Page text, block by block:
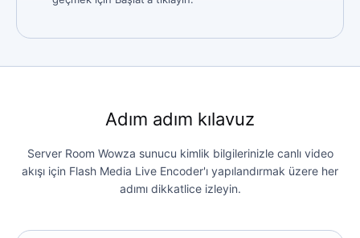
Adım adım kılavuz
Server Room Wowza sunucu kimlik bilgilerinizle canlı video
akışı için Flash Media Live Encoder'ı yapılandırmak üzere her
adımı dikkatlice izleyin.